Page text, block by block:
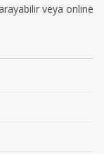
veya online